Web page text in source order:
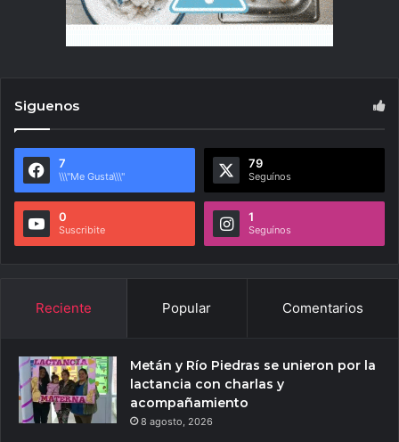
Siguenos
7
\\\"Me Gusta\\\"
79
Seguínos
0
Suscribite
1
Seguínos
Reciente Popular Comentarios
Metán y Río Piedras se unieron por la
lactancia con charlas y
acompañamiento
8 agosto, 2026